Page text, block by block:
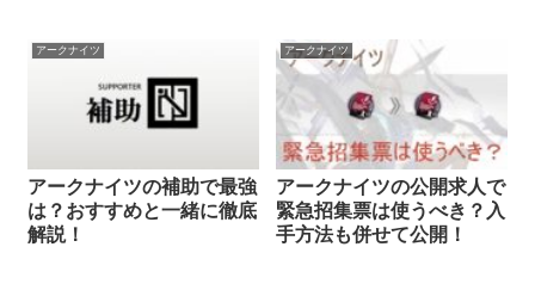
アークナイツ
アークナイツの補助で最強
は？おすすめと一緒に徹底
解説！
アークナイツ
アークナイツの公開求人で
緊急招集票は使うべき？入
手方法も併せて公開！